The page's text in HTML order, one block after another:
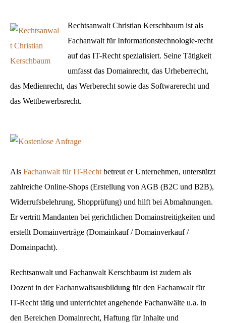
Rechtsanwalt Christian Kerschbaum ist als
Fachanwalt für Informationstechnologie-recht
auf das IT-Recht spezialisiert. Seine Tätigkeit
umfasst das Domainrecht, das Urheberrecht,
das Medienrecht, das Werberecht sowie das Softwarerecht und
das Wettbewerbsrecht.
Als Fachanwalt für IT-Recht betreut er Unternehmen, unterstützt
zahlreiche Online-Shops (Erstellung von AGB (B2C und B2B),
Widerrufsbelehrung, Shopprüfung) und hilft bei Abmahnungen.
Er vertritt Mandanten bei gerichtlichen Domainstreitigkeiten und
erstellt Domainverträge (Domainkauf / Domainverkauf /
Domainpacht).
Rechtsanwalt und Fachanwalt Kerschbaum ist zudem als
Dozent in der Fachanwaltsausbildung für den Fachanwalt für
IT-Recht tätig und unterrichtet angehende Fachanwälte u.a. in
den Bereichen Domainrecht, Haftung für Inhalte und